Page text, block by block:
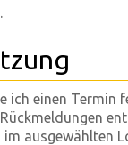
ich einen Termin
ausgewählten